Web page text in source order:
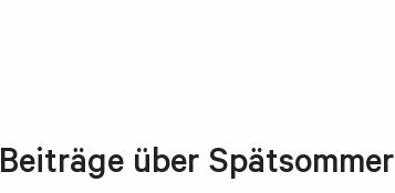
Beiträge über Spätsommer